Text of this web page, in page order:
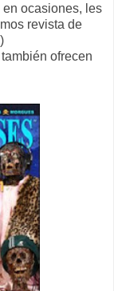
ocasiones, les
revista de
ofrecen